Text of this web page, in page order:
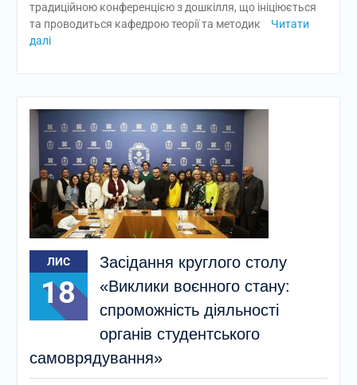
традиційною конференцією з дошкілля, що ініціюється
та проводиться кафедрою теорії та методик
Читати
далі
ЛИС
18
Засідання круглого столу
«Виклики воєнного стану:
спроможність діяльності
органів студентського
самоврядування»